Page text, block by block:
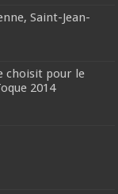
Saint-Jean-
choisit pour le
2014